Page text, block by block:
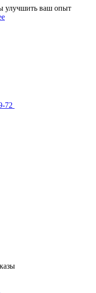
улучшить ваш опыт
72